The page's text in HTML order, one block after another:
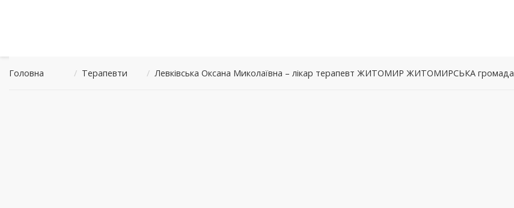
Головна / Терапевти / Левківська Оксана Миколаївна – лікар терапевт ЖИТОМИР ЖИТОМИРСЬКА громада